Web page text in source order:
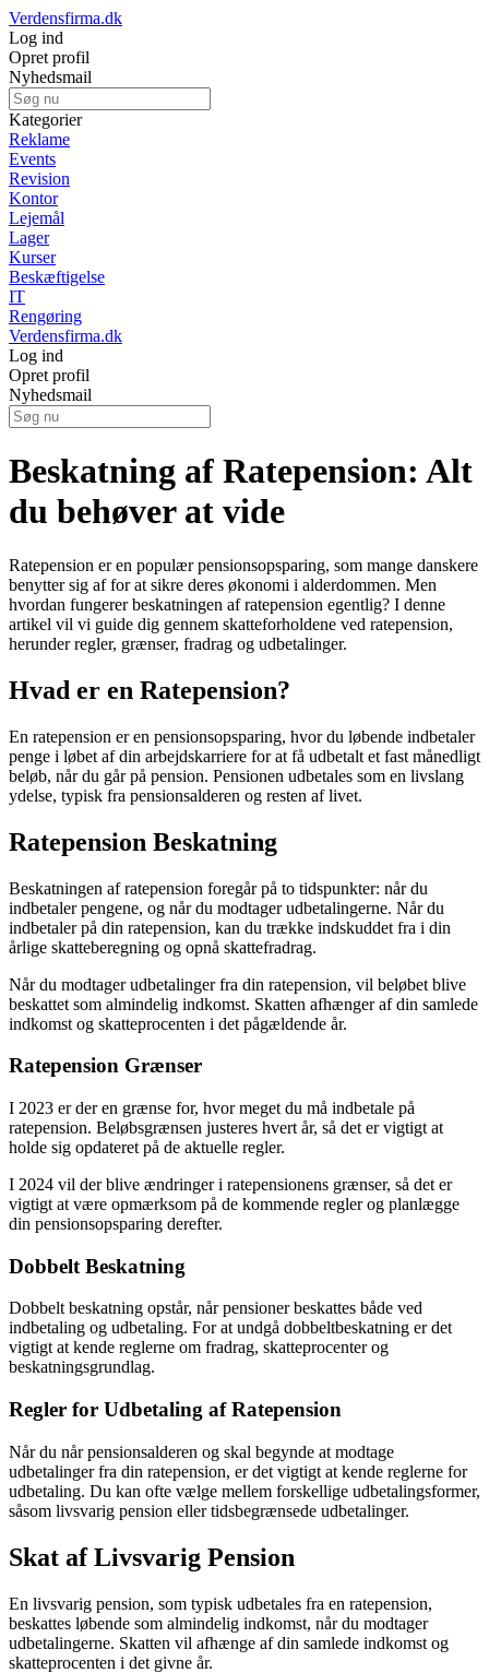
Verdensfirma.dk
Log ind
Opret profil
Nyhedsmail
Kategorier
Reklame
Events
Revision
Kontor
Lejemål
Lager
Kurser
Beskæftigelse
IT
Rengøring
Verdensfirma.dk
Log ind
Opret profil
Nyhedsmail
Beskatning af Ratepension: Alt
du behøver at vide
Ratepension er en populær pensionsopsparing, som mange danskere
benytter sig af for at sikre deres økonomi i alderdommen. Men
hvordan fungerer beskatningen af ratepension egentlig? I denne
artikel vil vi guide dig gennem skatteforholdene ved ratepension,
herunder regler, grænser, fradrag og udbetalinger.
Hvad er en Ratepension?
En ratepension er en pensionsopsparing, hvor du løbende indbetaler
penge i løbet af din arbejdskarriere for at få udbetalt et fast månedligt
beløb, når du går på pension. Pensionen udbetales som en livslang
ydelse, typisk fra pensionsalderen og resten af livet.
Ratepension Beskatning
Beskatningen af ratepension foregår på to tidspunkter: når du
indbetaler pengene, og når du modtager udbetalingerne. Når du
indbetaler på din ratepension, kan du trække indskuddet fra i din
årlige skatteberegning og opnå skattefradrag.
Når du modtager udbetalinger fra din ratepension, vil beløbet blive
beskattet som almindelig indkomst. Skatten afhænger af din samlede
indkomst og skatteprocenten i det pågældende år.
Ratepension Grænser
I 2023 er der en grænse for, hvor meget du må indbetale på
ratepension. Beløbsgrænsen justeres hvert år, så det er vigtigt at
holde sig opdateret på de aktuelle regler.
I 2024 vil der blive ændringer i ratepensionens grænser, så det er
vigtigt at være opmærksom på de kommende regler og planlægge
din pensionsopsparing derefter.
Dobbelt Beskatning
Dobbelt beskatning opstår, når pensioner beskattes både ved
indbetaling og udbetaling. For at undgå dobbeltbeskatning er det
vigtigt at kende reglerne om fradrag, skatteprocenter og
beskatningsgrundlag.
Regler for Udbetaling af Ratepension
Når du når pensionsalderen og skal begynde at modtage
udbetalinger fra din ratepension, er det vigtigt at kende reglerne for
udbetaling. Du kan ofte vælge mellem forskellige udbetalingsformer,
såsom livsvarig pension eller tidsbegrænsede udbetalinger.
Skat af Livsvarig Pension
En livsvarig pension, som typisk udbetales fra en ratepension,
beskattes løbende som almindelig indkomst, når du modtager
udbetalingerne. Skatten vil afhænge af din samlede indkomst og
skatteprocenten i det givne år.